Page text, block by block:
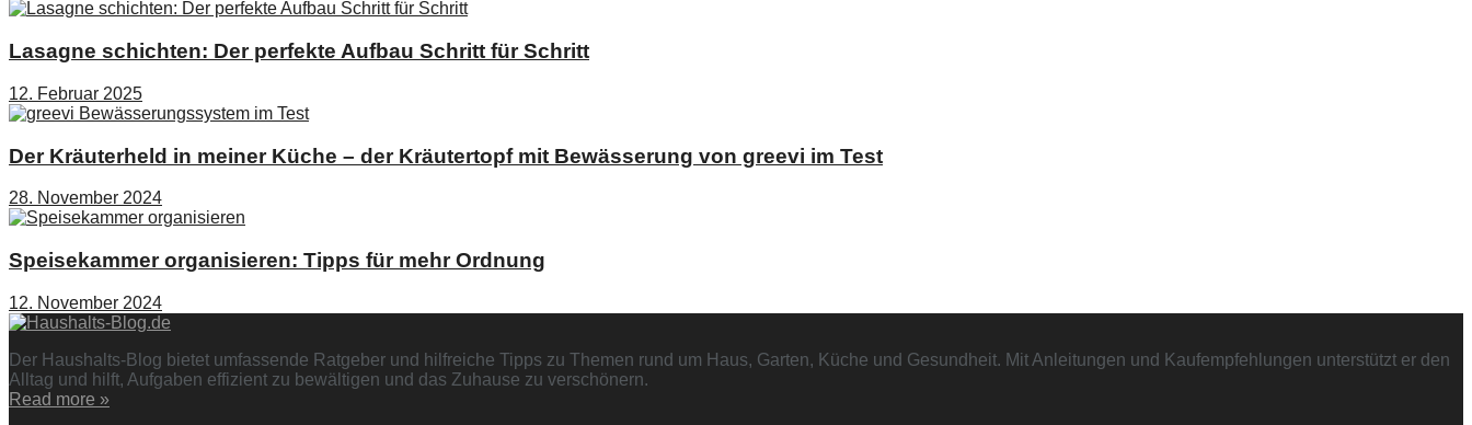
Lasagne schichten: Der perfekte Aufbau Schritt für Schritt
12. Februar 2025
Der Kräuterheld in meiner Küche – der Kräutertopf mit Bewässerung von greevi im Test
28. November 2024
Speisekammer organisieren: Tipps für mehr Ordnung
12. November 2024
Der Haushalts-Blog bietet umfassende Ratgeber und hilfreiche Tipps zu Themen rund um Haus, Garten, Küche und Gesundheit. Mit Anleitungen und Kaufempfehlungen unterstützt er den
Alltag und hilft, Aufgaben effizient zu bewältigen und das Zuhause zu verschönern.
Read more »